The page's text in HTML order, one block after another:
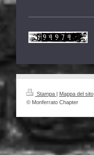
Stampa | Mappa del sito
© Monferrato Chapter